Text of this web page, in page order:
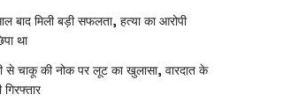
बाद मिली बड़ी सफलता, हत्या का आरोपी
था
से चाकू की नोक पर लूट का खुलासा, वारदात के